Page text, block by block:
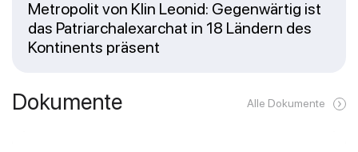
Metropolit von Klin Leonid: Gegenwärtig ist
das Patriarchalexarchat in 18 Ländern des
Kontinents präsent
Dokumente Alle Dokumente